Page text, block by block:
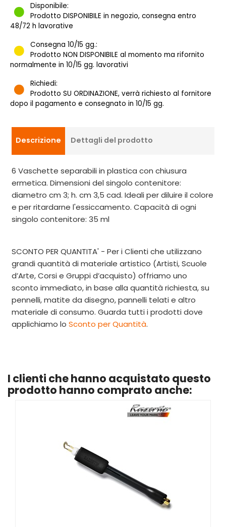
Disponibile:
Prodotto DISPONIBILE in negozio, consegna entro
48/72 h lavorative
Consegna 10/15 gg.:
Prodotto NON DISPONIBILE al momento ma rifornito
normalmente in 10/15 gg. lavorativi
Richiedi:
Prodotto SU ORDINAZIONE, verrà richiesto al fornitore
dopo il pagamento e consegnato in 10/15 gg.
Descrizione Dettagli del prodotto
6 Vaschette separabili in plastica con chiusura
ermetica. Dimensioni del singolo contenitore:
diametro cm 3; h. cm 3,5 cad. Ideali per diluire il colore
e per ritardarne l'essiccamento. Capacità di ogni
singolo contenitore: 35 ml
SCONTO PER QUANTITA' - Per i Clienti che utilizzano
grandi quantità di materiale artistico (Artisti, Scuole
d’Arte, Corsi e Gruppi d’acquisto) offriamo uno
sconto immediato, in base alla quantità richiesta, su
pennelli, matite da disegno, pannelli telati e altro
materiale di consumo. Guarda tutti i prodotti dove
applichiamo lo Sconto per Quantità.
I clienti che hanno acquistato questo
prodotto hanno comprato anche: